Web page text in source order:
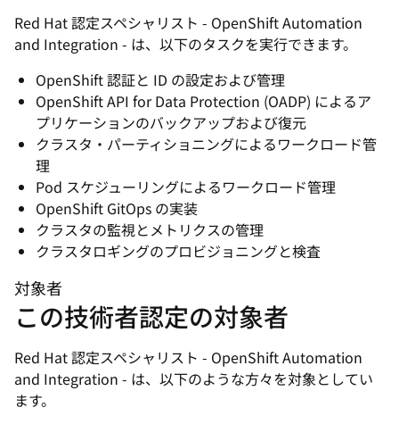
Red Hat 認定スペシャリスト - OpenShift Automation
and Integration - は、以下のタスクを実行できます。
OpenShift 認証と ID の設定および管理
OpenShift API for Data Protection (OADP) によるア
プリケーションのバックアップおよび復元
クラスタ・パーティショニングによるワークロード管
理
Pod スケジューリングによるワークロード管理
OpenShift GitOps の実装
クラスタの監視とメトリクスの管理
クラスタロギングのプロビジョニングと検査
対象者
この技術者認定の対象者
Red Hat 認定スペシャリスト - OpenShift Automation
and Integration - は、以下のような方々を対象としてい
ます。